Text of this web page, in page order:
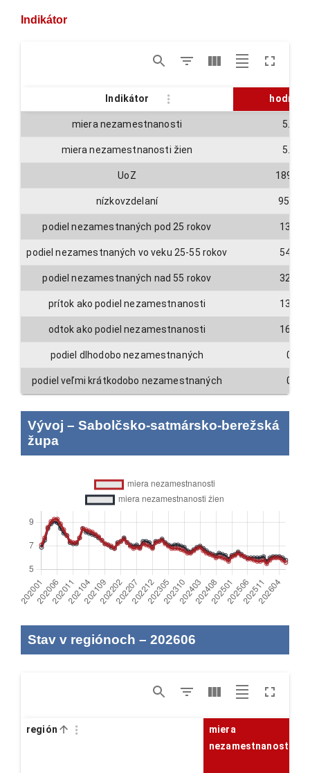
Indikátor
Indikátor hodnota
miera nezamestnanosti 5.6
miera nezamestnanosti žien 5.8
UoZ 18928
nízkovzdelaní 9563
podiel nezamestnaných pod 25 rokov 13.4
podiel nezamestnaných vo veku 25-55 rokov 54.2
podiel nezamestnaných nad 55 rokov 32.4
prítok ako podiel nezamestnanosti 13.4
odtok ako podiel nezamestnanosti 16.7
podiel dlhodobo nezamestnaných 0
podiel veľmi krátkodobo nezamestnaných 0
Vývoj – Sabolčsko-satmársko-berežská
župa
Stav v regiónoch – 202606
región
miera
nezamestnanosti